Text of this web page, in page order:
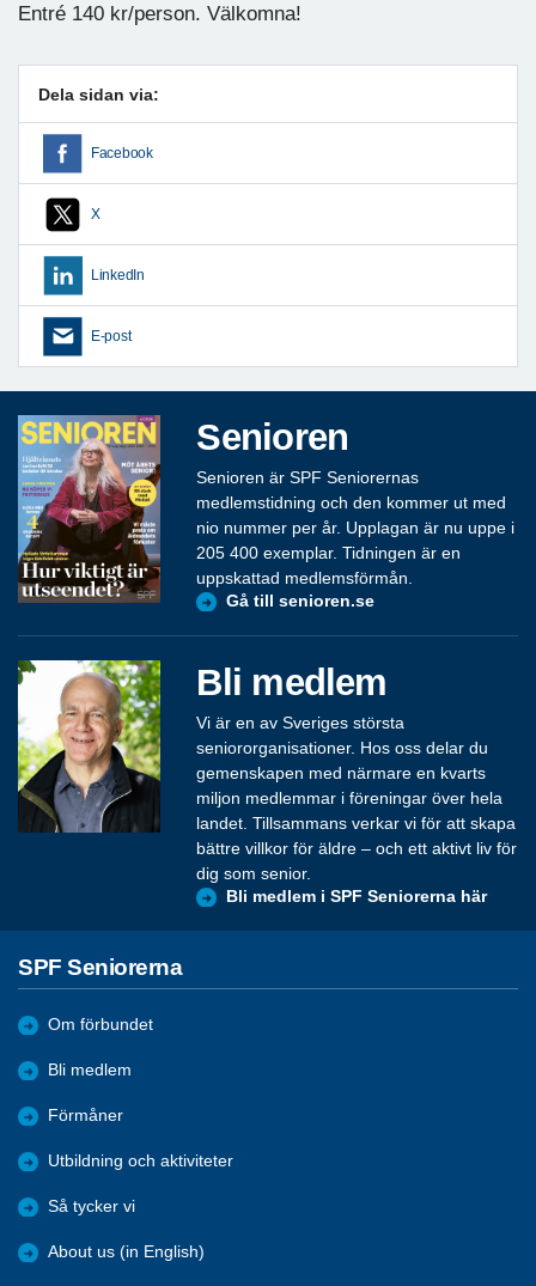
Entré 140 kr/person. Välkomna!
Dela sidan via:
Facebook
X
LinkedIn
E-post
Senioren
Senioren är SPF Seniorernas
medlemstidning och den kommer ut med
nio nummer per år. Upplagan är nu uppe i
205 400 exemplar. Tidningen är en
uppskattad medlemsförmån.
Gå till senioren.se
Bli medlem
Vi är en av Sveriges största
seniororganisationer. Hos oss delar du
gemenskapen med närmare en kvarts
miljon medlemmar i föreningar över hela
landet. Tillsammans verkar vi för att skapa
bättre villkor för äldre – och ett aktivt liv för
dig som senior.
Bli medlem i SPF Seniorerna här
SPF Seniorerna
Om förbundet
Bli medlem
Förmåner
Utbildning och aktiviteter
Så tycker vi
About us (in English)